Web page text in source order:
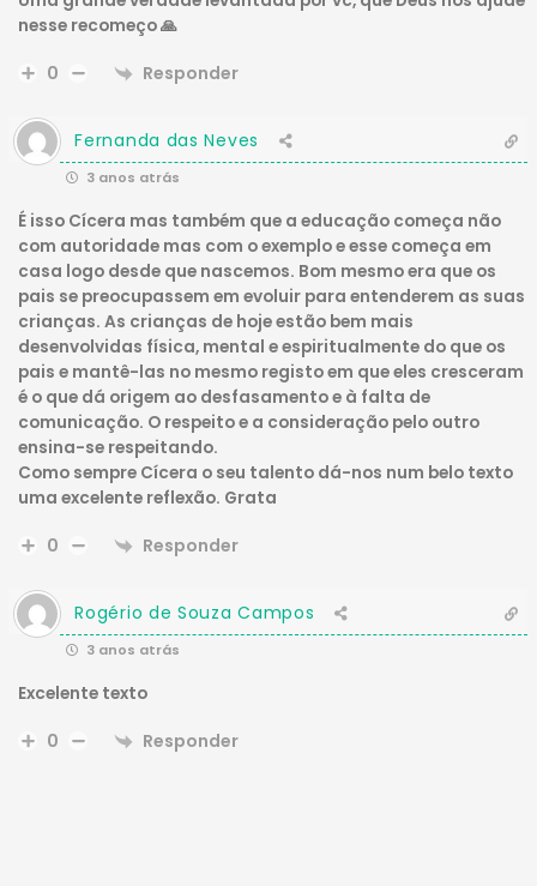
nesse recomeço 🙏
0 Responder
Fernanda das Neves
3 anos atrás
É isso Cícera mas também que a educação começa não
com autoridade mas com o exemplo e esse começa em
casa logo desde que nascemos. Bom mesmo era que os
pais se preocupassem em evoluir para entenderem as suas
crianças. As crianças de hoje estão bem mais
desenvolvidas física, mental e espiritualmente do que os
pais e mantê-las no mesmo registo em que eles cresceram
é o que dá origem ao desfasamento e à falta de
comunicação. O respeito e a consideração pelo outro
ensina-se respeitando.
Como sempre Cícera o seu talento dá-nos num belo texto
uma excelente reflexão. Grata
0 Responder
Rogério de Souza Campos
3 anos atrás
Excelente texto
0 Responder